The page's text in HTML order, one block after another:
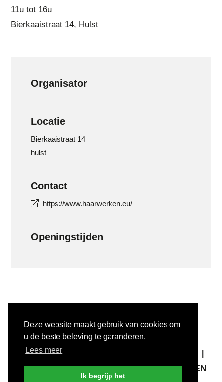
Deze website maakt gebruik van cookies om
u de beste beleving te garanderen.
Lees meer
Ik begrijp het
11u tot 16u
Bierkaaistraat 14, Hulst
Organisator
Locatie
Bierkaaistraat 14
hulst
Contact
https://www.haarwerken.eu/
Openingstijden
COPYRIGHT © 2025 #INULST
ALGEMENE VOORWAARDEN
DISCLAIMER
MELD KWETSBAARHEDEN